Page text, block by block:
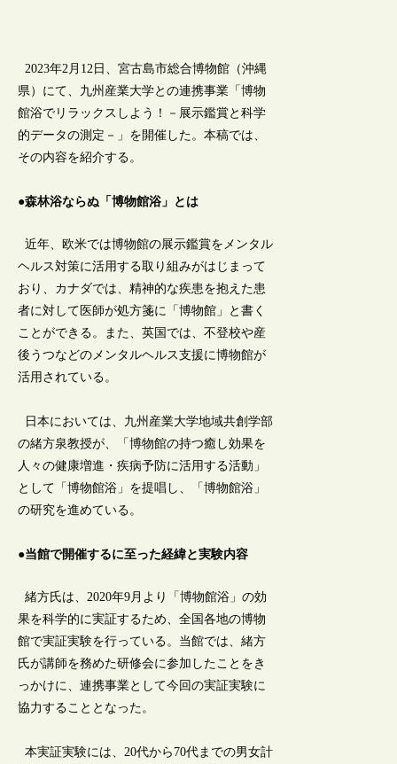
2023年2月12日、宮古島市総合博物館（沖縄
県）にて、九州産業大学との連携事業「博物
館浴でリラックスしよう！－展示鑑賞と科学
的データの測定－」を開催した。本稿では、
その内容を紹介する。
●森林浴ならぬ「博物館浴」とは
近年、欧米では博物館の展示鑑賞をメンタル
ヘルス対策に活用する取り組みがはじまって
おり、カナダでは、精神的な疾患を抱えた患
者に対して医師が処方箋に「博物館」と書く
ことができる。また、英国では、不登校や産
後うつなどのメンタルヘルス支援に博物館が
活用されている。
日本においては、九州産業大学地域共創学部
の緒方泉教授が、「博物館の持つ癒し効果を
人々の健康増進・疾病予防に活用する活動」
として「博物館浴」を提唱し、「博物館浴」
の研究を進めている。
●当館で開催するに至った経緯と実験内容
緒方氏は、2020年9月より「博物館浴」の効
果を科学的に実証するため、全国各地の博物
館で実証実験を行っている。当館では、緒方
氏が講師を務めた研修会に参加したことをき
っかけに、連携事業として今回の実証実験に
協力することとなった。
本実証実験には、20代から70代までの男女計